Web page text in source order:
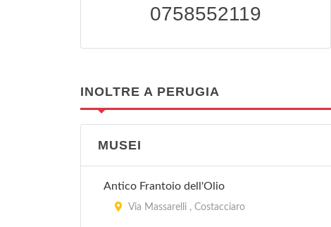
0758552119
INOLTRE A PERUGIA
MUSEI
Antico Frantoio dell'Olio
Via Massarelli , Costacciaro